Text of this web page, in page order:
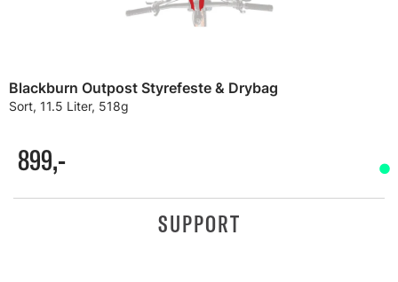
Blackburn Outpost Styrefeste & Drybag
Sort, 11.5 Liter, 518g
899,-
SUPPORT